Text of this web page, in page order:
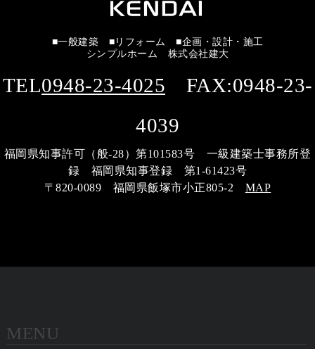
■一般建築 ■リフォーム ■企画・設計・施工
シンプルホーム 株式会社建大
TEL0948-23-4025 FAX:0948-23-
4039
福岡県知事許可（般-28）第101583号 一級建築士事務所登
録 福岡県知事登録 第1-61423号
〒820-0089 福岡県飯塚市小正805-2 MAP
MENU